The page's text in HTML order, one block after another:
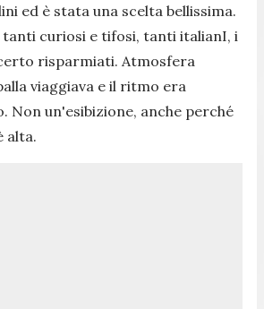
ed è stata una scelta bellissima.
curiosi e tifosi, tanti italianI, i
risparmiati. Atmosfera
viaggiava e il ritmo era
Non un'esibizione, anche perché
alta.